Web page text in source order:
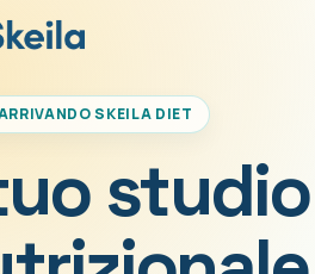
SKEILA DIET
studio